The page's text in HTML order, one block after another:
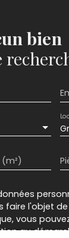
bien
faire l'objet
vous
au